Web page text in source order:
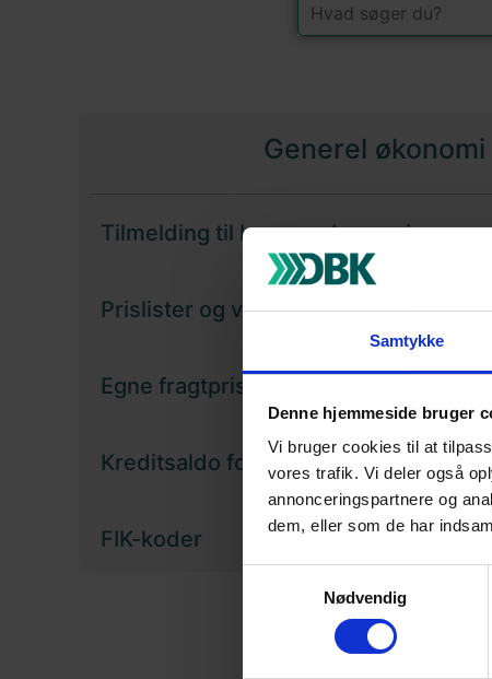
Samtykke
Denne hjemmeside bruger
Vi bruger cookies til at
vores trafik. Vi deler også
annonceringspartnere og
dem, eller som de har
Nødvendig
Generel økonomi
Tilmelding til Leverandørservice
Prislister og vilkår for forlag
Egne fragtpriser
Kreditsaldo for forlag
FIK-koder